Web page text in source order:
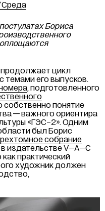
Бориса
продолжает цикл
темами его выпусков.
, подготовленного
собственно понятие
— важного ориентира
«ГЭС-2». Одним
был Борис
собрание
издательствеV–A–C
практический
художник должен